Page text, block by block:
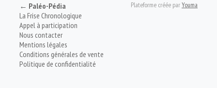
← Paléo-Pédia
La Frise Chronologique
Appel à participation
Nous contacter
Mentions légales
Conditions générales de vente
Politique de confidentialité
Plateforme créée parYouma